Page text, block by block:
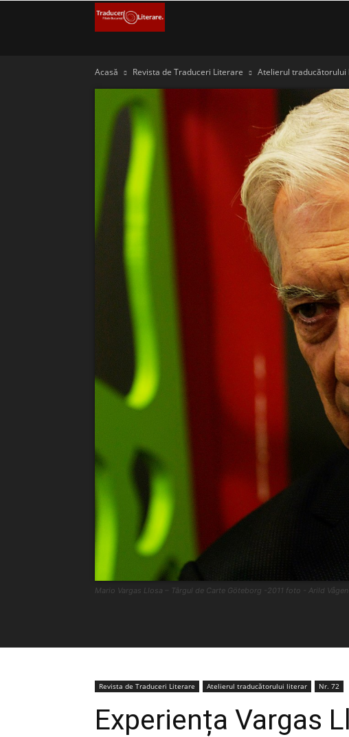
Traduceri
Acasă Revista de Traduceri Literare Atelierul
Mario Vargas Llosa – Târgul de Carte Göteborg -2011 foto - Arild
Revista de Traduceri Literare Atelierul traducătorului literar Nr. 72
Experiența Vargas